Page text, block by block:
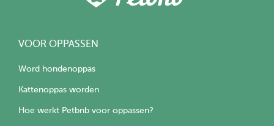
VOOR OPPASSEN
Word hondenoppas
Kattenoppas worden
Hoe werkt Petbnb voor oppassen?